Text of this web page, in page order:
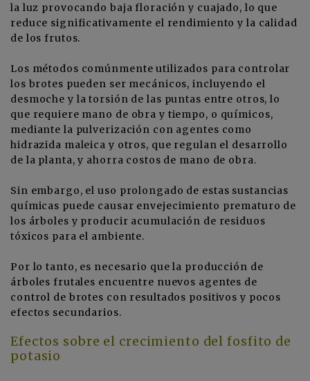
la luz provocando baja floración y cuajado, lo que
reduce significativamente el rendimiento y la calidad
de los frutos.
Los métodos comúnmente utilizados para controlar
los brotes pueden ser mecánicos, incluyendo el
desmoche y la torsión de las puntas entre otros, lo
que requiere mano de obra y tiempo, o químicos,
mediante la pulverización con agentes como
hidrazida maleica y otros, que regulan el desarrollo
de la planta, y ahorra costos de mano de obra.
Sin embargo, el uso prolongado de estas sustancias
químicas puede causar envejecimiento prematuro de
los árboles y producir acumulación de residuos
tóxicos para el ambiente.
Por lo tanto, es necesario que la producción de
árboles frutales encuentre nuevos agentes de
control de brotes con resultados positivos y pocos
efectos secundarios.
Efectos sobre el crecimiento del fosfito de
potasio